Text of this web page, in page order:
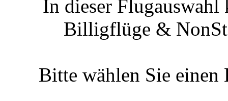
In dieser
Billigflüge &
Bitte wählen Sie